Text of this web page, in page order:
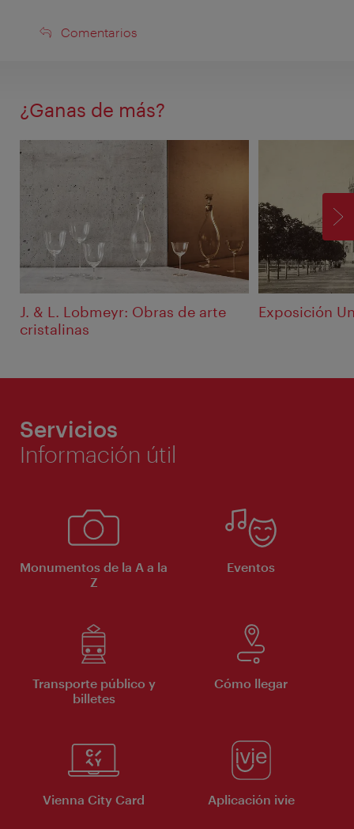
Comentarios
Comentarios
¿Ganas de más?
J. & L. Lobmeyr: Obras de arte
cristalinas
Exposición
Servicios
Información útil
Monumentos de la A a la
Z
Eventos
Transporte público y
billetes
Cómo llegar
Vienna City Card Aplicación ivie